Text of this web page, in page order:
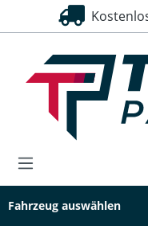
springen
Fahrzeug auswählen